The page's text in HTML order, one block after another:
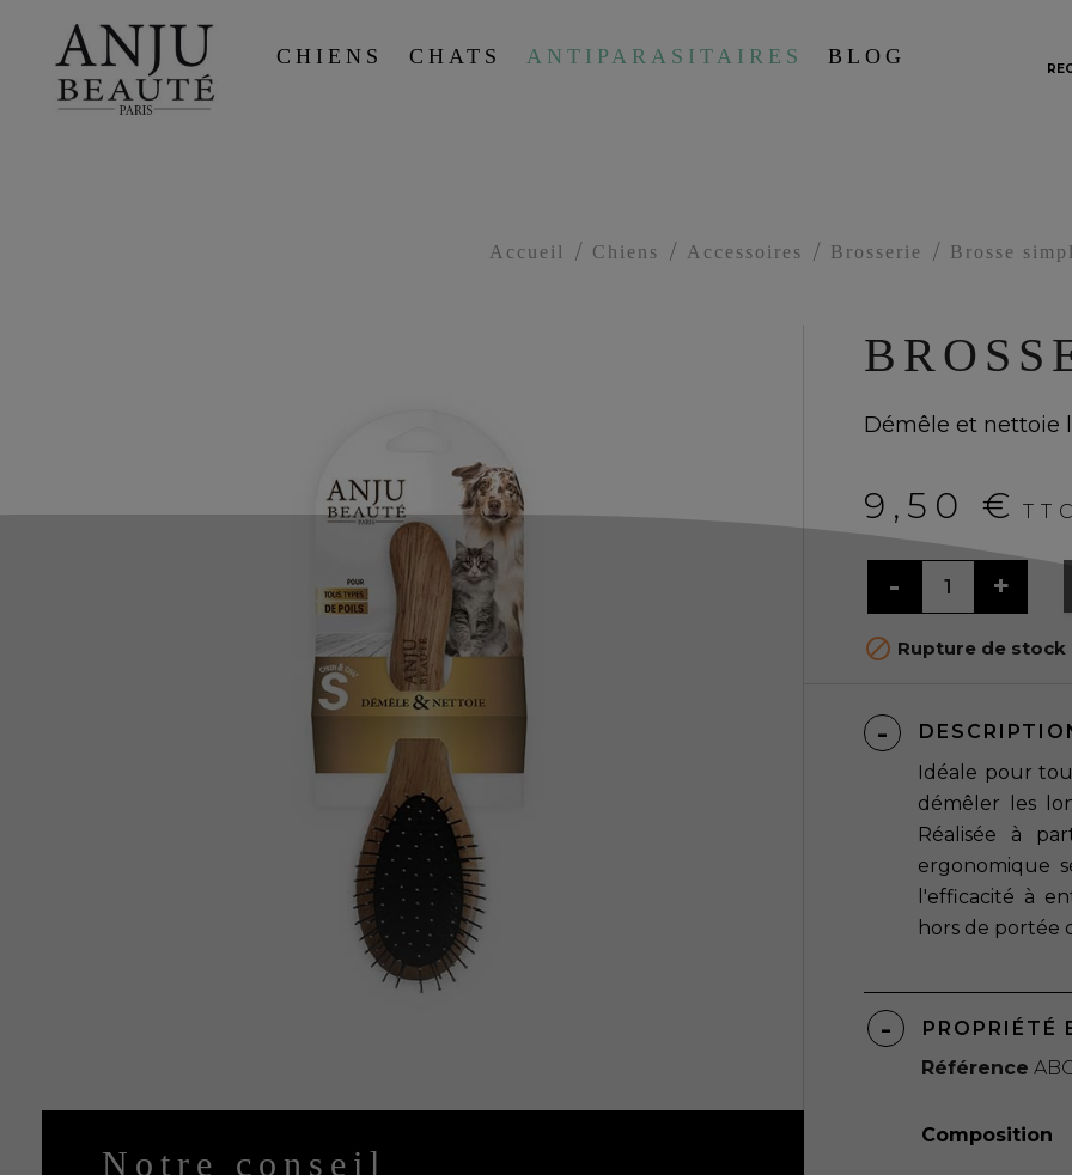
CHIENS CHATS ANTIPARASITAIRES BLOG
Accueil Chiens Accessoires Brosserie Brosse
Notre conseil
Démêle et nettoie
9,50 €
 Rupture de stock
Idéale pour
démêler les
Réalisée à
ergonomique
l'efficacité à
hors de portée
PROPRIÉTÉ
Référence
Composition